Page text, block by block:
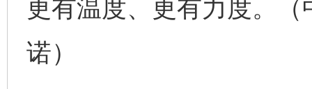
更有温度、更有力度。
诺）